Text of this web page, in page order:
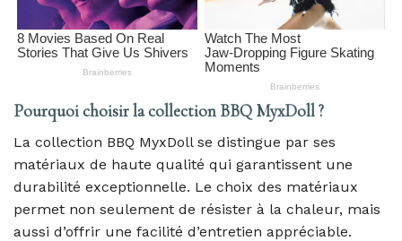
Pourquoi choisir la collection BBQ MyxDoll ?
La collection BBQ MyxDoll se distingue par ses
matériaux de haute qualité qui garantissent une
durabilité exceptionnelle. Le choix des matériaux
permet non seulement de résister à la chaleur, mais
aussi d’offrir une facilité d’entretien appréciable.